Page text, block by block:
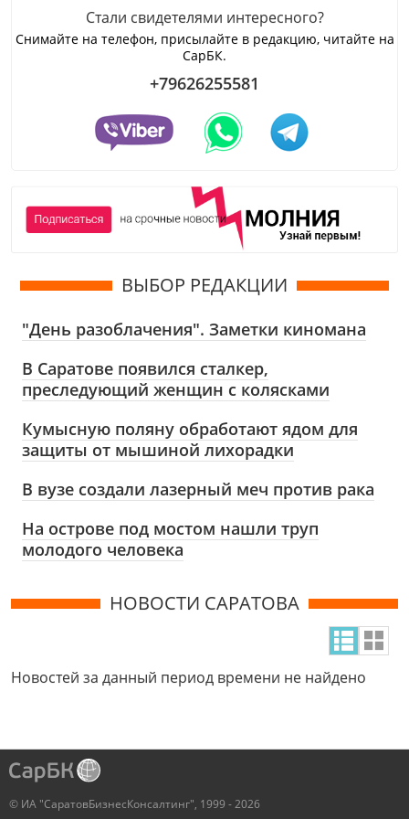
Стали свидетелями интересного?
Снимайте на телефон, присылайте в редакцию, читайте на
СарБК.
+79626255581
ВЫБОР РЕДАКЦИИ
"День разоблачения". Заметки киномана
В Саратове появился сталкер,
преследующий женщин с колясками
Кумысную поляну обработают ядом для
защиты от мышиной лихорадки
В вузе создали лазерный меч против рака
На острове под мостом нашли труп
молодого человека
НОВОСТИ САРАТОВА
Новостей за данный период времени не найдено
© ИА "СаратовБизнесКонсалтинг", 1999 - 2026